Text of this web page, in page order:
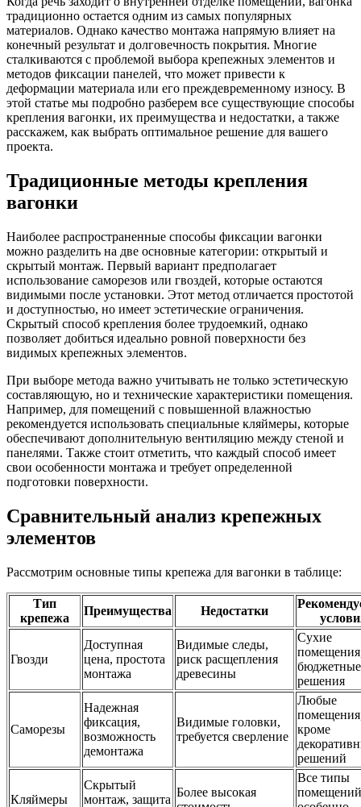
традиционно остается одним из самых популярных
материалов. Однако качество монтажа напрямую влияет на
конечный результат и долговечность покрытия. Многие
сталкиваются с проблемой выбора крепежных элементов и
методов фиксации панелей, что может привести к
деформации материала или его преждевременному износу. В
этой статье мы подробно разберем все существующие способы
крепления вагонки, их преимущества и недостатки, а также
расскажем, как выбрать оптимальное решение для вашего
проекта.
Традиционные методы крепления
вагонки
Наиболее распространенные способы фиксации вагонки
можно разделить на две основные категории: открытый и
скрытый монтаж. Первый вариант предполагает
использование саморезов или гвоздей, которые остаются
видимыми после установки. Этот метод отличается простотой
и доступностью, но имеет эстетические ограничения.
Скрытый способ крепления более трудоемкий, однако
позволяет добиться идеально ровной поверхности без
видимых крепежных элементов.
При выборе метода важно учитывать не только эстетическую
составляющую, но и технические характеристики помещения.
Например, для помещений с повышенной влажностью
рекомендуется использовать специальные кляймеры, которые
обеспечивают дополнительную вентиляцию между стеной и
панелями. Также стоит отметить, что каждый способ имеет
свои особенности монтажа и требует определенной
подготовки поверхности.
Сравнительный анализ крепежных
элементов
Рассмотрим основные типы крепежа для вагонки в таблице:
Тип
крепежа
Преимущества Недостатки
Гвозди
Доступная
цена, простота
монтажа
Видимые следы,
риск расщепления
древесины
Сухие
бюджетные
решения
Саморезы
Надежная
фиксация,
возможность
демонтажа
Видимые головки,
требуется сверление
Любые
кроме
решений
Кляймеры
Скрытый
монтаж, защита
Более высокая
Все типы